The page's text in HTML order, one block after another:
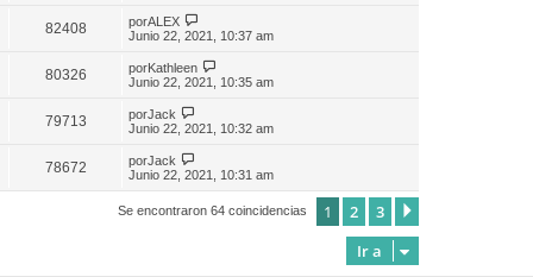
82408 porALEX
Junio 22, 2021, 10:37 am
80326 porKathleen
Junio 22, 2021, 10:35 am
79713 porJack
Junio 22, 2021, 10:32 am
78672 porJack
Junio 22, 2021, 10:31 am
Se encontraron 64 coincidencias 1 2 3
Ir a